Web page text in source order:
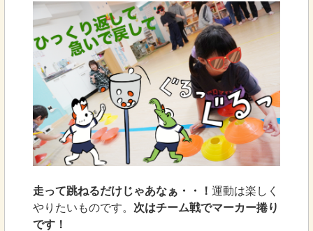
走って跳ねるだけじゃあなぁ・・！ 運動は楽しく
やりたいものです。 次はチーム戦でマーカー捲り
です！